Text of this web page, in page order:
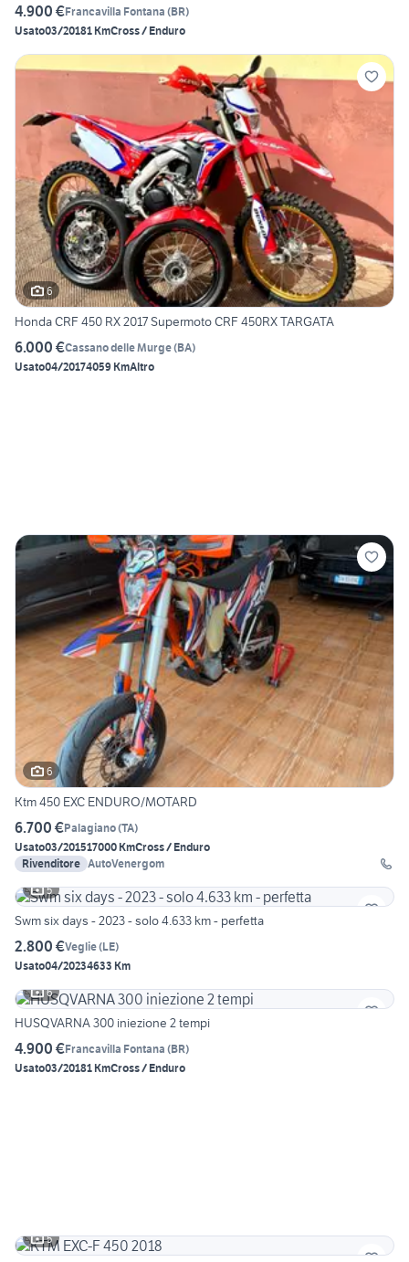
4.900 €Francavilla Fontana (BR)
Usato03/20181 KmCross / Enduro
6
Honda CRF 450 RX 2017 Supermoto CRF 450RX TARGATA
6.000 €Cassano delle Murge(BA)
Usato04/20174059 KmAltro
6
Ktm 450 EXC ENDURO/MOTARD
6.700 €Palagiano(TA)
Usato03/201517000 KmCross / Enduro
Rivenditore AutoVenergom
5
Swm six days - 2023 - solo 4.633 km - perfetta
2.800 €Veglie(LE)
Usato04/20234633 Km
6
HUSQVARNA 300 iniezione 2 tempi
4.900 €Francavilla Fontana (BR)
Usato03/20181 KmCross / Enduro
5